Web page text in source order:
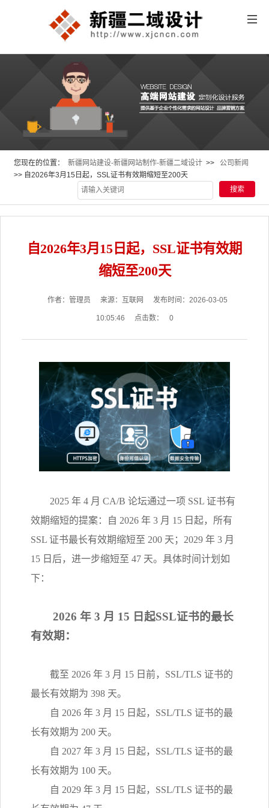
您现在的位置： 新疆网站建设-新疆网站制作-新疆二域设计 >>
公司新闻
>> 自2026年3月15日起，SSL证书有效期缩短至200天
自2026年3月15日起，SSL证书有效期
缩短至200天
作者：管理员 来源：互联网 发布时间：2026-03-05
10:05:46 点击数： 0
2025 年 4 月 CA/B 论坛通过一项 SSL 证书有
效期缩短的提案：自 2026 年 3 月 15 日起，所有
SSL 证书最长有效期缩短至 200 天；2029 年 3 月
15 日后，进一步缩短至 47 天。具体时间计划如
下：
2026 年 3 月 15 日起SSL证书的最长
有效期：
截至 2026 年 3 月 15 日前，SSL/TLS 证书的
最长有效期为 398 天。
自 2026 年 3 月 15 日起，SSL/TLS 证书的最
长有效期为 200 天。
自 2027 年 3 月 15 日起，SSL/TLS 证书的最
长有效期为 100 天。
自 2029 年 3 月 15 日起，SSL/TLS 证书的最